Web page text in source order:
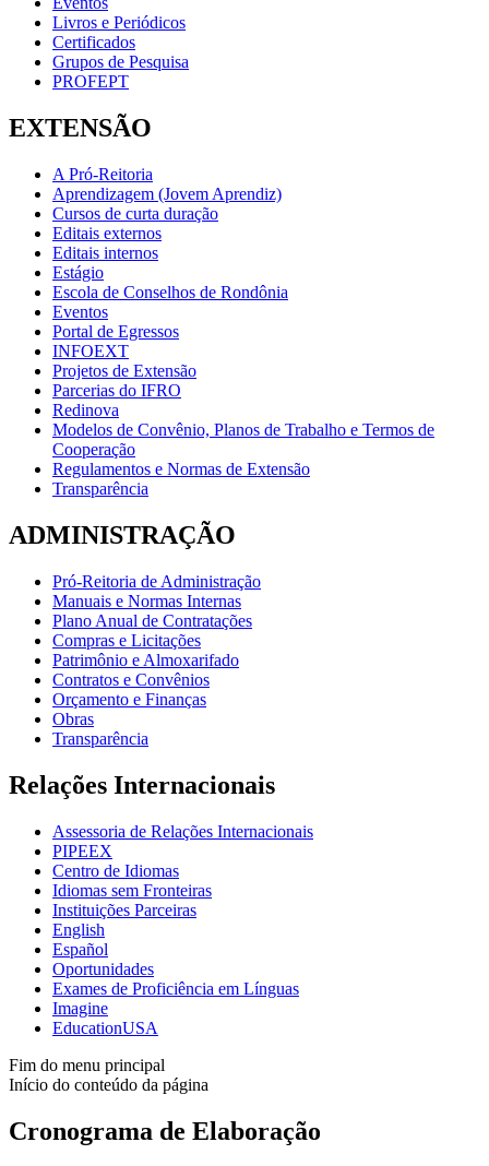
Livros e Periódicos
Certificados
Grupos de Pesquisa
PROFEPT
EXTENSÃO
A Pró-Reitoria
Aprendizagem (Jovem Aprendiz)
Cursos de curta duração
Editais externos
Editais internos
Estágio
Escola de Conselhos de Rondônia
Eventos
Portal de Egressos
INFOEXT
Projetos de Extensão
Parcerias do IFRO
Redinova
Modelos de Convênio, Planos de Trabalho e Termos de
Cooperação
Regulamentos e Normas de Extensão
Transparência
ADMINISTRAÇÃO
Pró-Reitoria de Administração
Manuais e Normas Internas
Plano Anual de Contratações
Compras e Licitações
Patrimônio e Almoxarifado
Contratos e Convênios
Orçamento e Finanças
Obras
Transparência
Relações Internacionais
Assessoria de Relações Internacionais
PIPEEX
Centro de Idiomas
Idiomas sem Fronteiras
Instituições Parceiras
English
Español
Oportunidades
Exames de Proficiência em Línguas
Imagine
EducationUSA
Fim do menu principal
Início do conteúdo da página
Cronograma de Elaboração